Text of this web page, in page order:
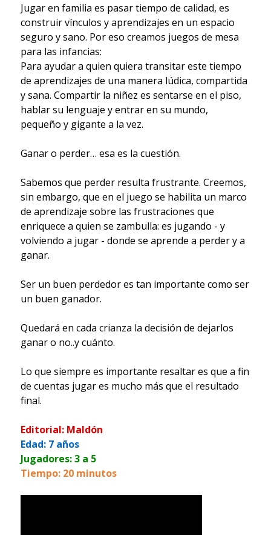
Jugar en familia es pasar tiempo de calidad, es
construir vínculos y aprendizajes en un espacio
seguro y sano. Por eso creamos juegos de mesa
para las infancias:
Para ayudar a quien quiera transitar este tiempo
de aprendizajes de una manera lúdica, compartida
y sana. Compartir la niñez es sentarse en el piso,
hablar su lenguaje y entrar en su mundo,
pequeño y gigante a la vez.
Ganar o perder… esa es la cuestión.
Sabemos que perder resulta frustrante. Creemos,
sin embargo, que en el juego se habilita un marco
de aprendizaje sobre las frustraciones que
enriquece a quien se zambulla: es jugando - y
volviendo a jugar - donde se aprende a perder y a
ganar.
Ser un buen perdedor es tan importante como ser
un buen ganador.
Quedará en cada crianza la decisión de dejarlos
ganar o no..y cuánto.
Lo que siempre es importante resaltar es que a fin
de cuentas jugar es mucho más que el resultado
final.
Editorial: Maldón
Edad: 7 años
Jugadores: 3 a 5
Tiempo: 20 minutos